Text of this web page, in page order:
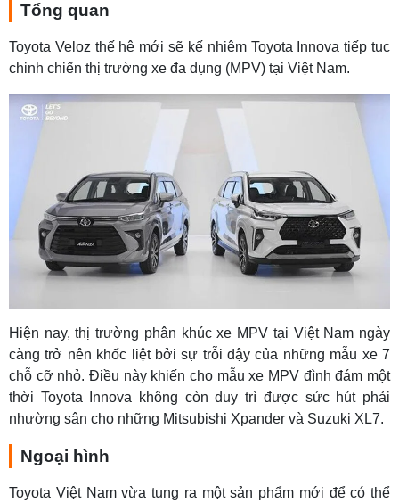
Tổng quan
Toyota Veloz thế hệ mới sẽ kế nhiệm Toyota Innova tiếp tục
chinh chiến thị trường xe đa dụng (MPV) tại Việt Nam.
Hiện nay, thị trường phân khúc xe MPV tại Việt Nam ngày
càng trở nên khốc liệt bởi sự trỗi dậy của những mẫu xe 7
chỗ cỡ nhỏ. Điều này khiến cho mẫu xe MPV đình đám một
thời Toyota Innova không còn duy trì được sức hút phải
nhường sân cho những Mitsubishi Xpander và Suzuki XL7.
Ngoại hình
Toyota Việt Nam vừa tung ra một sản phẩm mới để có thể